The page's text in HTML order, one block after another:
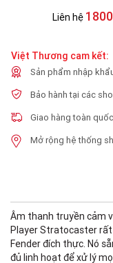
Liên hệ
Việt Thương cam kết:
Sản phẩm nhập
Bảo hành tại các
Giao hàng toàn
Mở rộng hệ thống
Âm thanh truyền cảm
Player Stratocaster
Fender đích thực. Nó
đủ linh hoạt để xử lý